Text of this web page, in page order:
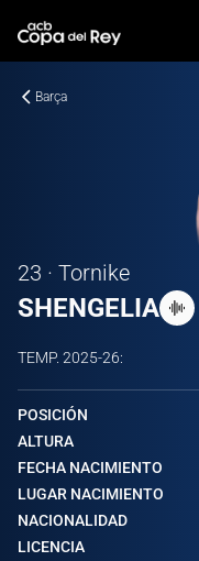
Barça
23 · Tornike
SHENGELIA
TEMP. 2025-26:
POSICIÓN
ALTURA
FECHA NACIMIENTO
LUGAR NACIMIENTO
NACIONALIDAD
LICENCIA